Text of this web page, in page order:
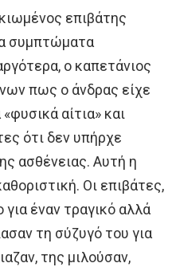
επιβάτης
συμπτώματα
ο καπετάνιος
πως ο άνδρας είχε
αίτια» και
ότι δεν υπήρχε
ασθένειας. Αυτή η
Οι επιβάτες,
έναν τραγικό αλλά
τη σύζυγό του για
της μιλούσαν,